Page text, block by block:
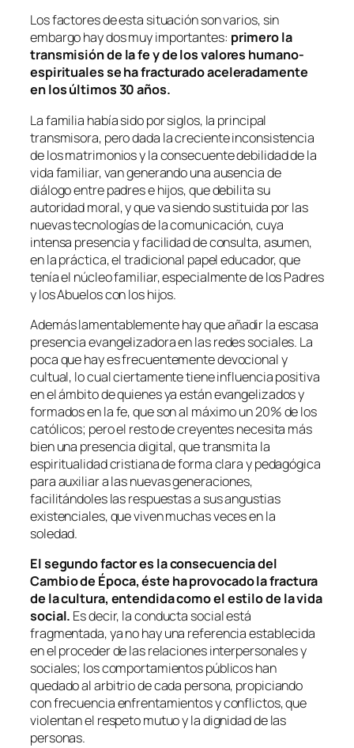
Los factores de esta situación son varios, sin
embargo hay dos muy importantes: primero la
transmisión de la fe y de los valores humano-
espirituales se ha fracturado aceleradamente
en los últimos 30 años.
La familia había sido por siglos, la principal
transmisora, pero dada la creciente inconsistencia
de los matrimonios y la consecuente debilidad de la
vida familiar, van generando una ausencia de
diálogo entre padres e hijos, que debilita su
autoridad moral, y que va siendo sustituida por las
nuevas tecnologías de la comunicación, cuya
intensa presencia y facilidad de consulta, asumen,
en la práctica, el tradicional papel educador, que
tenía el núcleo familiar, especialmente de los Padres
y los Abuelos con los hijos.
Además lamentablemente hay que añadir la escasa
presencia evangelizadora en las redes sociales. La
poca que hay es frecuentemente devocional y
cultual, lo cual ciertamente tiene influencia positiva
en el ámbito de quienes ya están evangelizados y
formados en la fe, que son al máximo un 20% de los
católicos; pero el resto de creyentes necesita más
bien una presencia digital, que transmita la
espiritualidad cristiana de forma clara y pedagógica
para auxiliar a las nuevas generaciones,
facilitándoles las respuestas a sus angustias
existenciales, que viven muchas veces en la
soledad.
El segundo factor es la consecuencia del
Cambio de Época, éste ha provocado la fractura
de la cultura, entendida como el estilo de la vida
social. Es decir, la conducta social está
fragmentada, ya no hay una referencia establecida
en el proceder de las relaciones interpersonales y
sociales; los comportamientos públicos han
quedado al arbitrio de cada persona, propiciando
con frecuencia enfrentamientos y conflictos, que
violentan el respeto mutuo y la dignidad de las
personas.